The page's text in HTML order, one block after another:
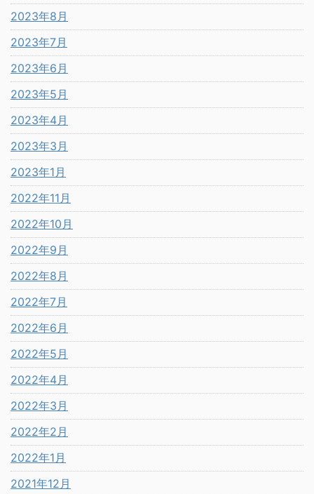
2023年8月
2023年7月
2023年6月
2023年5月
2023年4月
2023年3月
2023年1月
2022年11月
2022年10月
2022年9月
2022年8月
2022年7月
2022年6月
2022年5月
2022年4月
2022年3月
2022年2月
2022年1月
2021年12月